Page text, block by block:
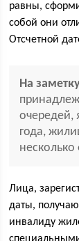
равны,
собой они
Отсчетной
На
очередей,
года,
несколько
Лица,
даты,
инвалиду